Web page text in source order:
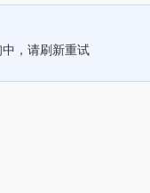
，请刷新重试